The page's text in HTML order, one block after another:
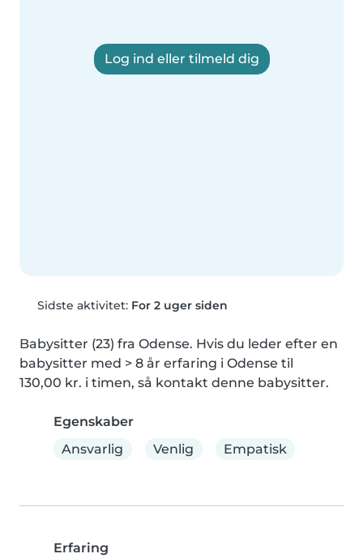
Log ind eller tilmeld dig
Sidste aktivitet: For 2 uger siden
Babysitter (23) fra Odense. Hvis du leder efter en
babysitter med > 8 år erfaring i Odense til
130,00 kr. i timen, så kontakt denne babysitter.
Egenskaber
Ansvarlig
Venlig Empatisk
Erfaring